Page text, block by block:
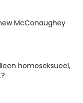
McConaughey
homoseksueel,